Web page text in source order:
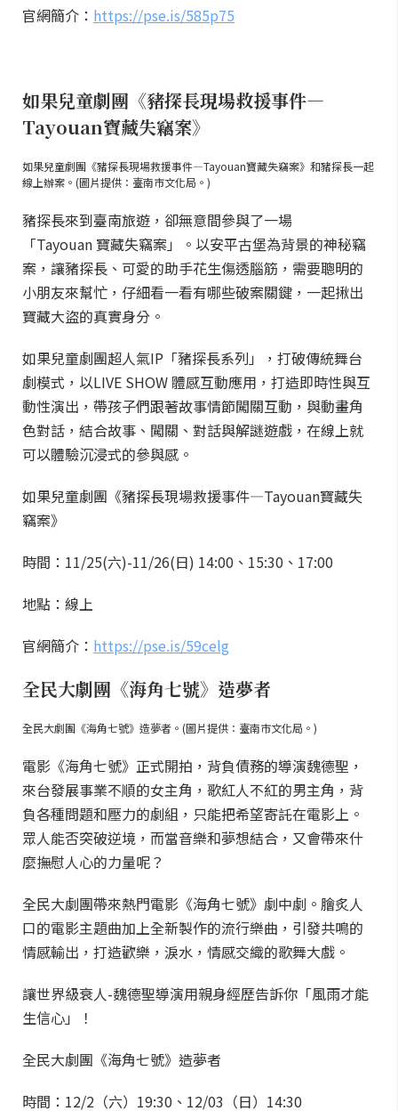
官網簡介： https://pse.is/585p75
如果兒童劇團《豬探長現場救援事件—
Tayouan寶藏失竊案》
如果兒童劇團《豬探長現場救援事件—Tayouan寶藏失竊案》和豬探長一起
線上辦案。(圖片提供：臺南市文化局。)
豬探長來到臺南旅遊，卻無意間參與了一場
「Tayouan 寶藏失竊案」。以安平古堡為背景的神秘竊
案，讓豬探長、可愛的助手花生傷透腦筋，需要聰明的
小朋友來幫忙，仔細看一看有哪些破案關鍵，一起揪出
寶藏大盜的真實身分。
如果兒童劇團超人氣IP「豬探長系列」，打破傳統舞台
劇模式，以LIVE SHOW 體感互動應用，打造即時性與互
動性演出，帶孩子們跟著故事情節闖關互動，與動畫角
色對話，結合故事、闖關、對話與解謎遊戲，在線上就
可以體驗沉浸式的參與感。
如果兒童劇團《豬探長現場救援事件—Tayouan寶藏失
竊案》
時間：11/25(六)-11/26(日) 14:00、15:30、17:00
地點：線上
官網簡介： https://pse.is/59celg
全民大劇團《海角七號》造夢者
全民大劇團《海角七號》造夢者。(圖片提供：臺南市文化局。)
電影《海角七號》正式開拍，背負債務的導演魏德聖，
來台發展事業不順的女主角，歌紅人不紅的男主角，背
負各種問題和壓力的劇組，只能把希望寄託在電影上。
眾人能否突破逆境，而當音樂和夢想結合，又會帶來什
麼撫慰人心的力量呢？
全民大劇團帶來熱門電影《海角七號》劇中劇。膾炙人
口的電影主題曲加上全新製作的流行樂曲，引發共鳴的
情感輸出，打造歡樂，淚水，情感交織的歌舞大戲。
讓世界級衰人-魏德聖導演用親身經歷告訴你「風雨才能
生信心」！
全民大劇團《海角七號》造夢者
時間：12/2（六）19:30、12/03（日）14:30